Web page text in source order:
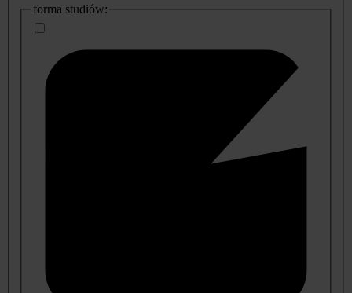
dodatkowe
informacje
forma studiów: